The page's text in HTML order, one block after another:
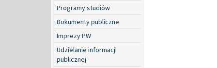
Programy studiów
Dokumenty publiczne
Imprezy PW
Udzielanie informacji
publicznej